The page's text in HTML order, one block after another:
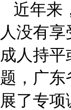
近年来
人没有
成人持
题，广东
展了专